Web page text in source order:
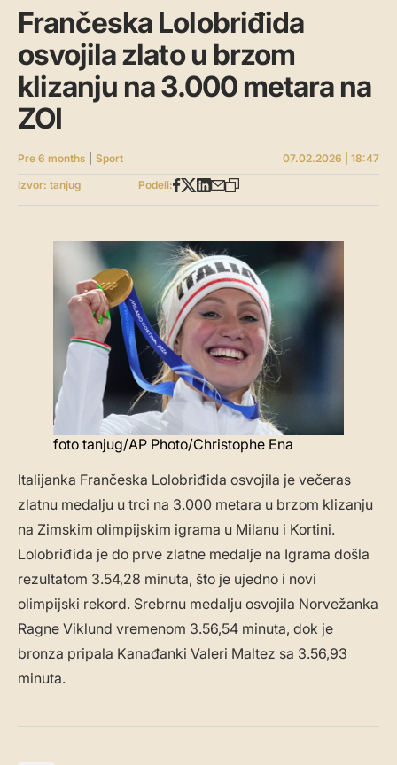
Frančeska Lolobriđida
osvojila zlato u brzom
klizanju na 3.000 metara na
ZOI
Pre 6 months Sport
07.02.2026 | 18:47
Izvor: tanjug
Podeli:
foto tanjug/AP Photo/Christophe Ena
Italijanka Frančeska Lolobriđida osvojila je večeras
zlatnu medalju u trci na 3.000 metara u brzom klizanju
na Zimskim olimpijskim igrama u Milanu i Kortini.
Lolobriđida je do prve zlatne medalje na Igrama došla
rezultatom 3.54,28 minuta, što je ujedno i novi
olimpijski rekord. Srebrnu medalju osvojila Norvežanka
Ragne Viklund vremenom 3.56,54 minuta, dok je
bronza pripala Kanađanki Valeri Maltez sa 3.56,93
minuta.